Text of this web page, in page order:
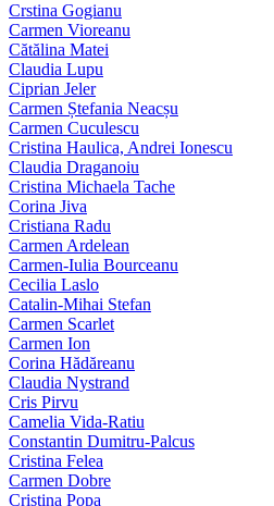
Crstina Gogianu
Carmen Vioreanu
Cătălina Matei
Claudia Lupu
Ciprian Jeler
Carmen Ștefania Neacșu
Carmen Cuculescu
Cristina Haulica, Andrei Ionescu
Claudia Draganoiu
Cristina Michaela Tache
Corina Jiva
Cristiana Radu
Carmen Ardelean
Carmen-Iulia Bourceanu
Cecilia Laslo
Catalin-Mihai Stefan
Carmen Scarlet
Carmen Ion
Corina Hădăreanu
Claudia Nystrand
Cris Pirvu
Camelia Vida-Ratiu
Constantin Dumitru‑Palcus
Cristina Felea
Carmen Dobre
Cristina Popa